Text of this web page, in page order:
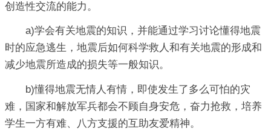
创造性交流的能力。
a)学会有关地震的知识，并能通过学习讨论懂得地震
时的应急逃生，地震后如何科学救人和有关地震的形成和
减少地震所造成的损失等一般知识。
b)懂得地震无情人有情，即使发生了多么可怕的灾
难，国家和解放军兵都会不顾自身安危，奋力抢救，培养
学生一方有难、八方支援的互助友爱精神。